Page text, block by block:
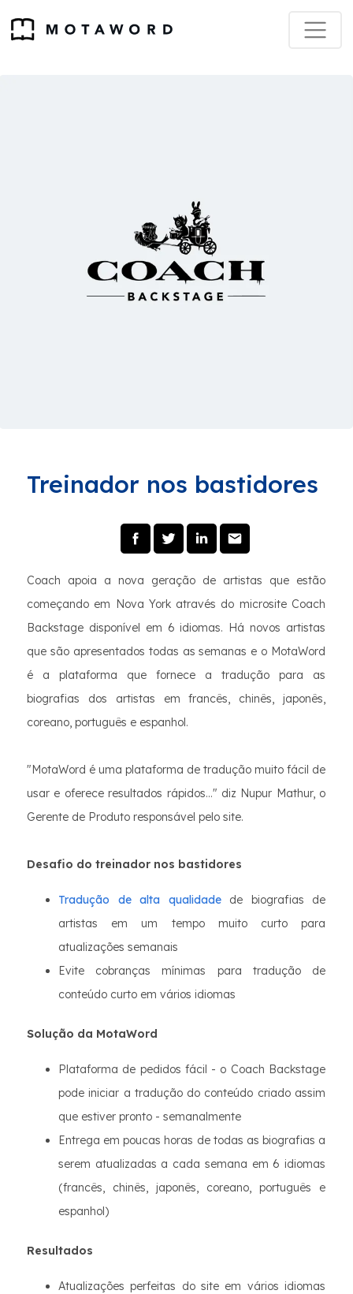
Treinador nos bastidores
Coach apoia a nova geração de artistas que estão
começando em Nova York através do microsite Coach
Backstage disponível em 6 idiomas. Há novos artistas
que são apresentados todas as semanas e o MotaWord
é a plataforma que fornece a tradução para as
biografias dos artistas em francês, chinês, japonês,
coreano, português e espanhol.
"MotaWord é uma plataforma de tradução muito fácil de
usar e oferece resultados rápidos..." diz Nupur Mathur, o
Gerente de Produto responsável pelo site.
Desafio do treinador nos bastidores
Tradução de alta qualidadede biografias de
artistas em um tempo muito curto para
atualizações semanais
Evite cobranças mínimas para tradução de
conteúdo curto em vários idiomas
Solução da MotaWord
Plataforma de pedidos fácil - o Coach Backstage
pode iniciar a tradução do conteúdo criado assim
que estiver pronto - semanalmente
Entrega em poucas horas de todas as biografias a
serem atualizadas a cada semana em 6 idiomas
(francês, chinês, japonês, coreano, português e
espanhol)
Resultados
Atualizações perfeitas do site em vários idiomas